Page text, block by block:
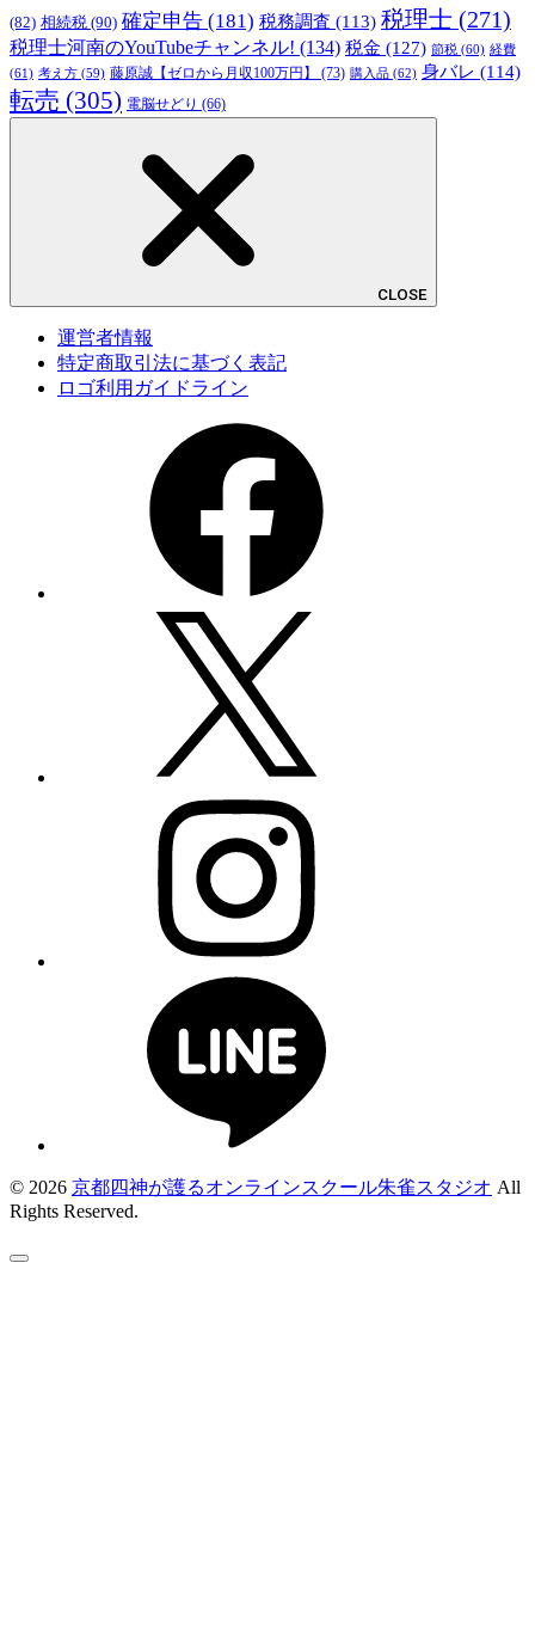
(82) 相続税 (90) 確定申告 (181) 税務調査 (113) 税理士 (271)
税理士河南のYouTubeチャンネル! (134) 税金 (127) 節税 (60) 経費
(61) 考え方 (59) 藤原誠【ゼロから月収100万円】 (73) 購入品 (62) 身バレ (114)
転売 (305) 電脳せどり (66)
CLOSE
運営者情報
特定商取引法に基づく表記
ロゴ利用ガイドライン
© 2026 京都四神が護るオンラインスクール朱雀スタジオ All
Rights Reserved.